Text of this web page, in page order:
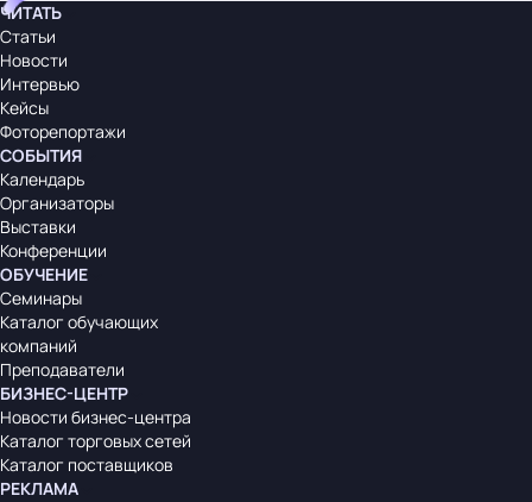
ЧИТАТЬ
Статьи
Новости
Интервью
Кейсы
Фоторепортажи
СОБЫТИЯ
Календарь
Организаторы
Выставки
Конференции
ОБУЧЕНИЕ
Семинары
Каталог обучающих
компаний
Преподаватели
БИЗНЕС-ЦЕНТР
Новости бизнес-центра
Каталог торговых сетей
Каталог поставщиков
РЕКЛАМА